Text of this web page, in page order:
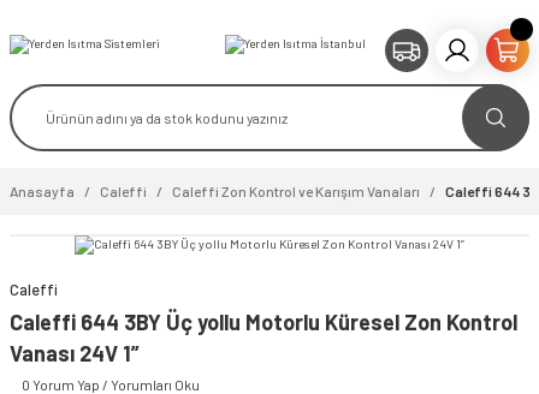
Anasayfa Caleffi Caleffi Zon Kontrol ve Karışım Vanaları Caleffi 644
Caleffi
Caleffi 644 3BY Üç yollu Motorlu Küresel Zon Kontrol
Vanası 24V 1”
0 Yorum Yap / Yorumları Oku